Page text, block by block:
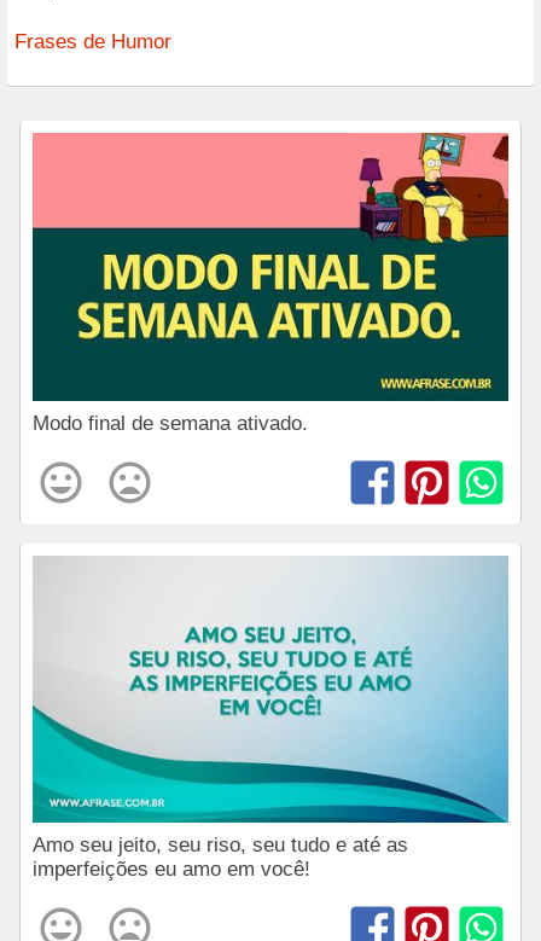
Frases de Humor
Modo final de semana ativado.
Amo seu jeito, seu riso, seu tudo e até as
imperfeições eu amo em você!